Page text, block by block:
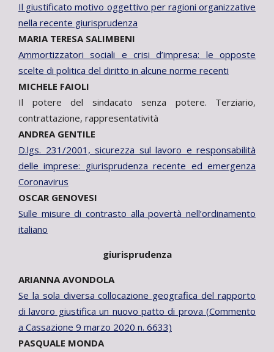
Il giustificato motivo oggettivo per ragioni organizzative
nella recente giurisprudenza
MARIA TERESA SALIMBENI
Ammortizzatori sociali e crisi d’impresa: le opposte
scelte di politica del diritto in alcune norme recenti
MICHELE FAIOLI
Il potere del sindacato senza potere. Terziario,
contrattazione, rappresentatività
ANDREA GENTILE
D.lgs. 231/2001, sicurezza sul lavoro e responsabilità
delle imprese: giurisprudenza recente ed emergenza
Coronavirus
OSCAR GENOVESI
Sulle misure di contrasto alla povertà nell’ordinamento
italiano
giurisprudenza
ARIANNA AVONDOLA
Se la sola diversa collocazione geografica del rapporto
di lavoro giustifica un nuovo patto di prova (Commento
a Cassazione 9 marzo 2020 n. 6633)
PASQUALE MONDA